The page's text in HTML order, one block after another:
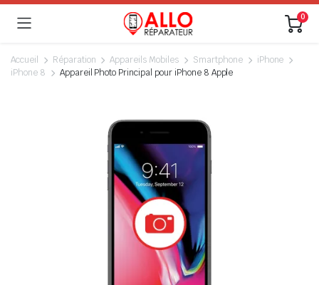
0
Accueil Réparation Appareils Mobiles Smartphone
iPhone
iPhone 8
Appareil Photo Principal pour iPhone 8 Apple